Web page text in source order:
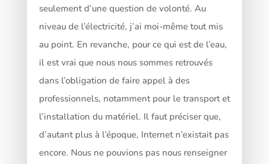
seulement d’une question de volonté. Au
niveau de l’électricité, j’ai moi-même tout mis
au point. En revanche, pour ce qui est de l’eau,
il est vrai que nous nous sommes retrouvés
dans l’obligation de faire appel à des
professionnels, notamment pour le transport et
l’installation du matériel. Il faut préciser que,
d’autant plus à l’époque, Internet n’existait pas
encore. Nous ne pouvions pas nous renseigner